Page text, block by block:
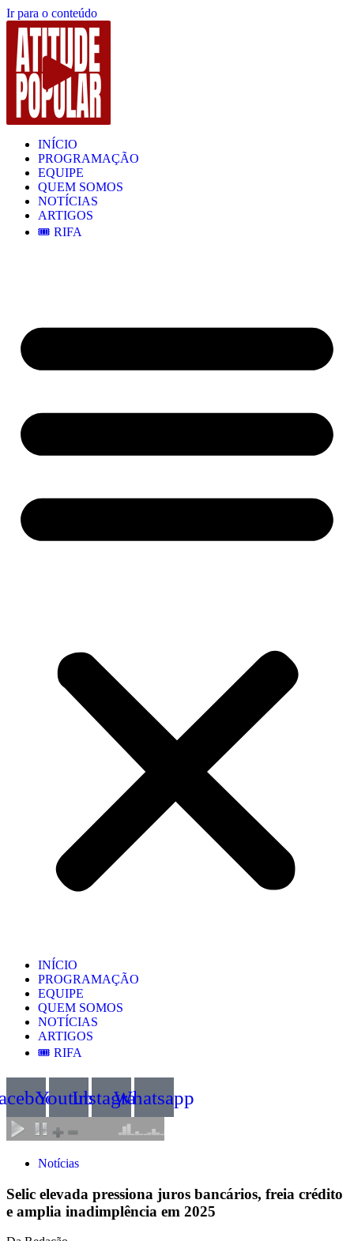
Ir para o conteúdo
INÍCIO
PROGRAMAÇÃO
EQUIPE
QUEM SOMOS
NOTÍCIAS
ARTIGOS
🎟️ RIFA
INÍCIO
PROGRAMAÇÃO
EQUIPE
QUEM SOMOS
NOTÍCIAS
ARTIGOS
🎟️ RIFA
YoutubeInstagramWhatsapp
Notícias
Selic elevada pressiona juros bancários, freia crédito
e amplia inadimplência em 2025